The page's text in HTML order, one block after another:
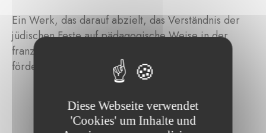
Ein Werk, das darauf abzielt, das Verständnis der
jüdischen Feste auf pädagogische Weise in der
französisch- und englischsprachigen Welt zu
fördern.
Diese Webseite verwendet
'Cookies' um Inhalte und